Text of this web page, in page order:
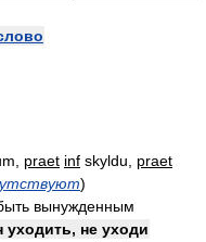
praet inf skyldu, praet
)
вынужденным
не уходи